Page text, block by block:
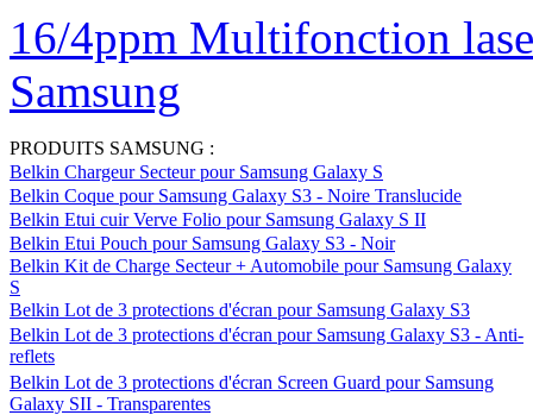
16/4ppm Multifonction
Samsung
PRODUITS SAMSUNG :
Belkin Chargeur Secteur pour Samsung Galaxy S
Belkin Coque pour Samsung Galaxy S3 - Noire Translucide
Belkin Etui cuir Verve Folio pour Samsung Galaxy S II
Belkin Etui Pouch pour Samsung Galaxy S3 - Noir
Belkin Kit de Charge Secteur + Automobile pour Samsung Galaxy
S
Belkin Lot de 3 protections d'écran pour Samsung Galaxy S3
Belkin Lot de 3 protections d'écran pour Samsung Galaxy S3 - Anti-
reflets
Belkin Lot de 3 protections d'écran Screen Guard pour Samsung
Galaxy SII - Transparentes